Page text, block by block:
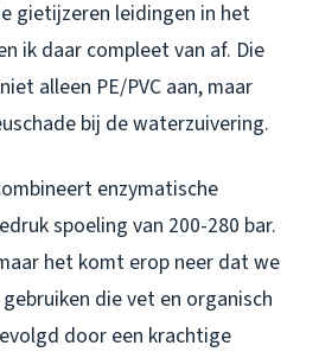
gietijzeren leidingen in het
ik daar compleet van af. Die
alleen PE/PVC aan, maar
bij de waterzuivering.
enzymatische
spoeling van 200-280 bar.
het komt erop neer dat we
die vet en organisch
door een krachtige